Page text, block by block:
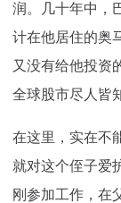
润。几十年中，
计在他居住的奥
又没有给他投资
全球股市尽人皆
在这里，实在不
就对这个侄子爱
刚参加工作，在